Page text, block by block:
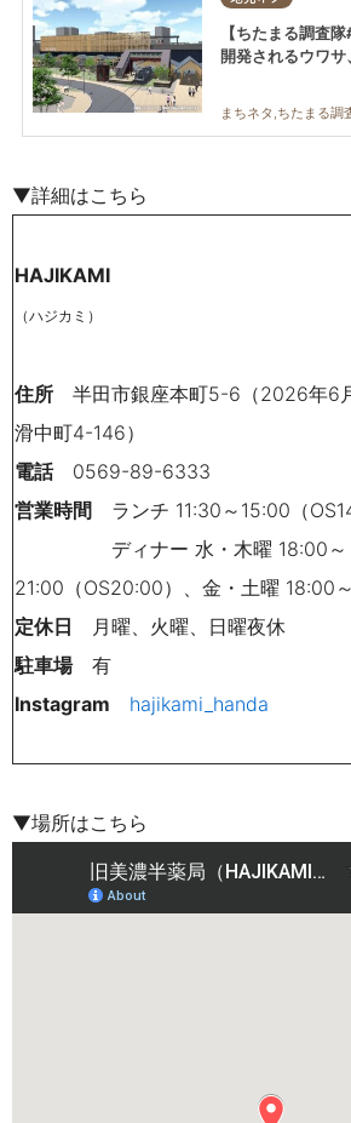
【ちたまる調査
開発されるウワサ
▼詳細はこちら
HAJIKAMI
（ハジカミ）
住所 半田市銀座本町5-6 （2026年6
滑中町4-146）
電話
0569-89-6333
営業時間 ランチ 11:30 ～ 15:00 （
ディナー 水・木曜 18:00 ～
21:00 （OS20:00）、金・土曜 18:00
定休日 月曜、火曜、日曜夜休
駐車場有
Instagram
hajikami_handa
▼場所はこちら